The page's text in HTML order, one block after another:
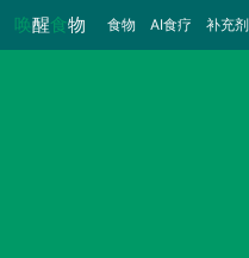
唤醒食物 食物 （当前）
AI食疗 补充剂